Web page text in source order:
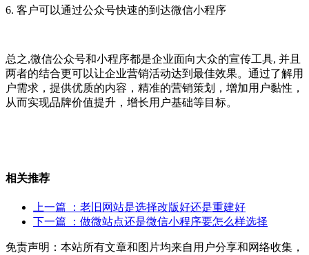
6. 客户可以通过公众号快速的到达微信小程序
总之,微信公众号和小程序都是企业面向大众的宣传工具, 并且
两者的结合更可以让企业营销活动达到最佳效果。通过了解用
户需求，提供优质的内容，精准的营销策划，增加用户黏性，
从而实现品牌价值提升，增长用户基础等目标。
相关推荐
上一篇
：老旧网站是选择改版好还是重建好
下一篇
：做微站点还是微信小程序要怎么样选择
免责声明：本站所有文章和图片均来自用户分享和网络收集，